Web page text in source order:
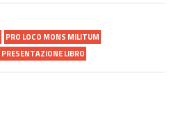
PRO LOCO MONS MILITUM
PRESENTAZIONE LIBRO